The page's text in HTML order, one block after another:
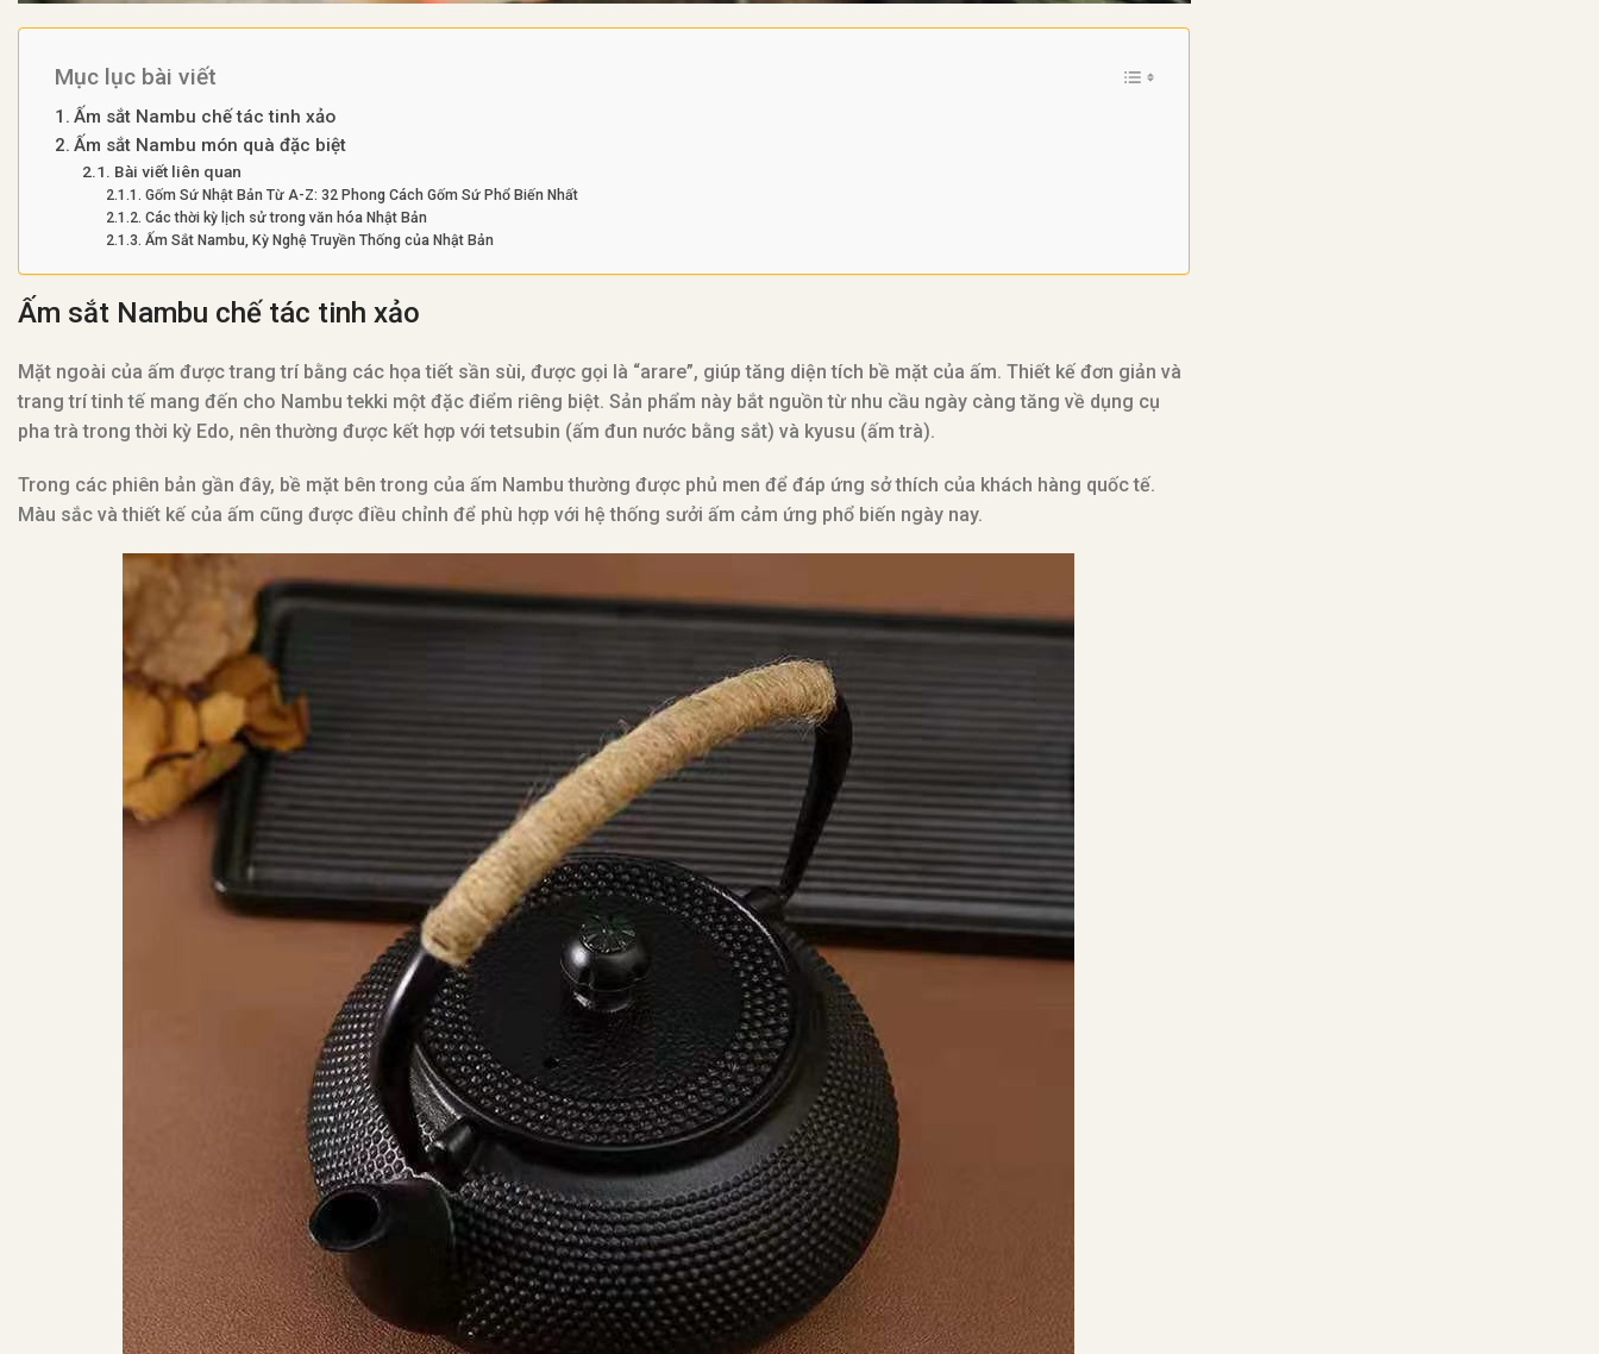
Mục lục bài viết
Ấm sắt Nambu chế tác tinh xảo
Ấm sắt Nambu món quà đặc biệt
Bài viết liên quan
Gốm Sứ Nhật Bản Từ A-Z: 32 Phong Cách Gốm Sứ Phổ Biến Nhất
Các thời kỳ lịch sử trong văn hóa Nhật Bản
Ấm Sắt Nambu, Kỳ Nghệ Truyền Thống của Nhật Bản
Ấm sắt Nambu chế tác tinh xảo
Mặt ngoài của ấm được trang trí bằng các họa tiết sần sùi, được gọi là “arare”, giúp tăng diện tích bề mặt của ấm. Thiết kế đơn giản và
trang trí tinh tế mang đến cho Nambu tekki một đặc điểm riêng biệt. Sản phẩm này bắt nguồn từ nhu cầu ngày càng tăng về dụng cụ
pha trà trong thời kỳ Edo, nên thường được kết hợp với tetsubin (ấm đun nước bằng sắt) và kyusu (ấm trà).
Trong các phiên bản gần đây, bề mặt bên trong của ấm Nambu thường được phủ men để đáp ứng sở thích của khách hàng quốc tế.
Màu sắc và thiết kế của ấm cũng được điều chỉnh để phù hợp với hệ thống sưởi ấm cảm ứng phổ biến ngày nay.